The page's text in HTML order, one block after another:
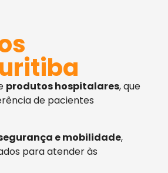
produtos hospitalares, que
de pacientes
e mobilidade,
para atender às